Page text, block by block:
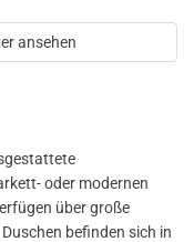
ansehen
oder modernen
über große
befinden sich in